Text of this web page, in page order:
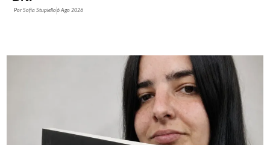
PorSofía Stupiello6 Ago 2026